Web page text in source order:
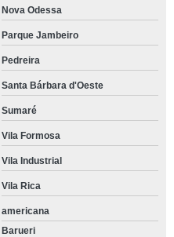
Nova Odessa
Parque Jambeiro
Pedreira
Santa Bárbara d'Oeste
Sumaré
Vila Formosa
Vila Industrial
Vila Rica
americana
Barueri